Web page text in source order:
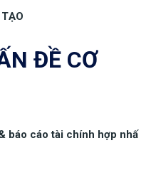
ĐỀ CƠ
báo cáo tài chính hợp nhấ